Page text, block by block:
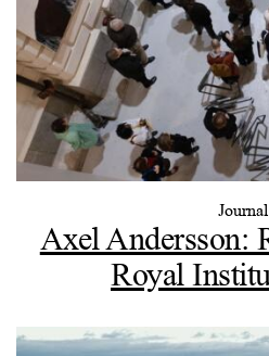
Journal
Axel Andersson:
Royal